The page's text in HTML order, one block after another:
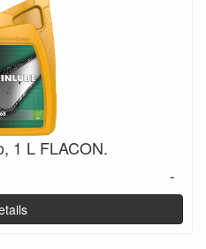
1 L FLACON.
-